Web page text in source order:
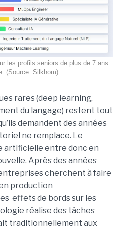
les profils seniors de plus de 7 ans
(Source: Silkhom)
rares (deep learning,
du langage) restent tout
demandent des années
ne remplace. Le
artificielle entre donc en
Après des années
cherchent à faire
production
effets de bords sur les
réalise des tâches
traditionnellement aux